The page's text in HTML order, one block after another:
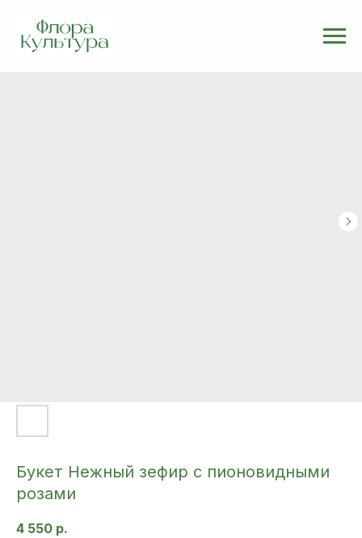
Букет Нежный зефир c пионовидными
розами
4 550 р.